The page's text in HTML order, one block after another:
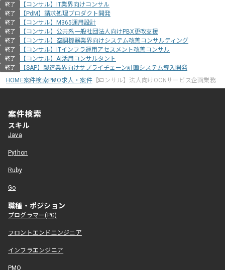
終了 【コンサル】IT業界向けコンサル
終了 【PdM】請求処理プロダクト開発
終了 【コンサル】M365運用設計
終了 【コンサル】公共系一般社団法人向けPBX更改支援
終了 【コンサル】空調機器業界向けシステム改善コンサルティング
終了 【コンサル】ITインフラ運用アセスメント改善コンサル
終了 【コンサル】AI活用コンサルタント
終了
【SAP】製造業界向けサプライチェーン計画システム導入開発
HOME案件検索PMO求人・案件【コンサル】法人向けOCNサービス企画業務
案件検索
スキル
Java
Python
Ruby
Go
職種・ポジション
プログラマー(PG)
フロントエンドエンジニア
インフラエンジニア
PMO